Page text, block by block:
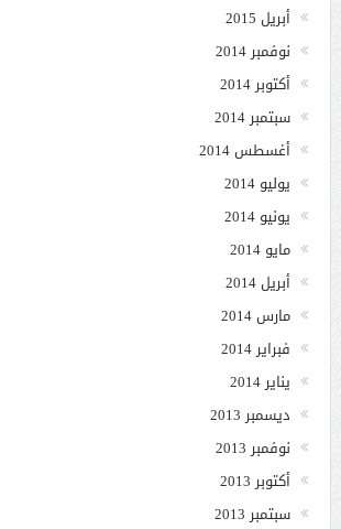
أبريل 2015
نوفمبر 2014
أكتوبر 2014
سبتمبر 2014
أغسطس 2014
يوليو 2014
يونيو 2014
مايو 2014
أبريل 2014
مارس 2014
فبراير 2014
يناير 2014
ديسمبر 2013
نوفمبر 2013
أكتوبر 2013
سبتمبر 2013